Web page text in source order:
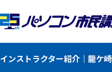
インストラクター紹介｜龍ケ